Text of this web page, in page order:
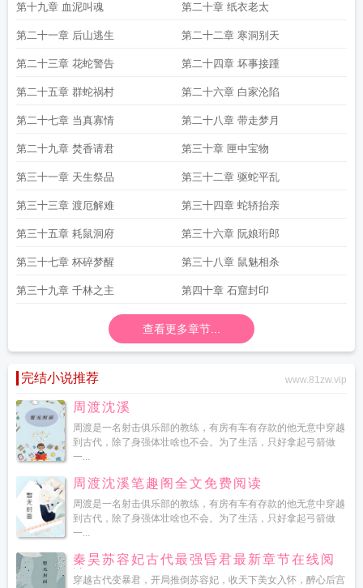
第十九章 血泥叫魂 第二十章 纸衣老太
第二十一章 后山逃生 第二十二章 寒洞别天
第二十三章 花蛇警告 第二十四章 坏事接踵
第二十五章 群蛇祸村 第二十六章 白家沦陷
第二十七章 当真寡情 第二十八章 带走梦月
第二十九章 焚香请君 第三十章 匣中宝物
第三十一章 天生祭品 第三十二章 驱蛇平乱
第三十三章 渡厄解难 第三十四章 蛇轿抬亲
第三十五章 耗鼠洞府 第三十六章 阮娘珩郎
第三十七章 杯碎梦醒 第三十八章 鼠魅相杀
第三十九章 千林之主 第四十章 石窟封印
查看更多章节...
完结小说推荐 www.81zw.vip
周渡沈溪
周渡是一名射击俱乐部的教练，有房有车有存款的他无意中穿越
到古代，除了身强体壮啥也不会。为了生活，只好拿起弓箭做
一...
周渡沈溪笔趣阁全文免费阅读
周渡是一名射击俱乐部的教练，有房有车有存款的他无意中穿越
到古代，除了身强体壮啥也不会。为了生活，只好拿起弓箭做
一...
秦昊苏容妃古代最强昏君最新章节在线阅
读
穿越古代变暴君，开局推倒苏容妃，收天下美女入怀，醉心后宫